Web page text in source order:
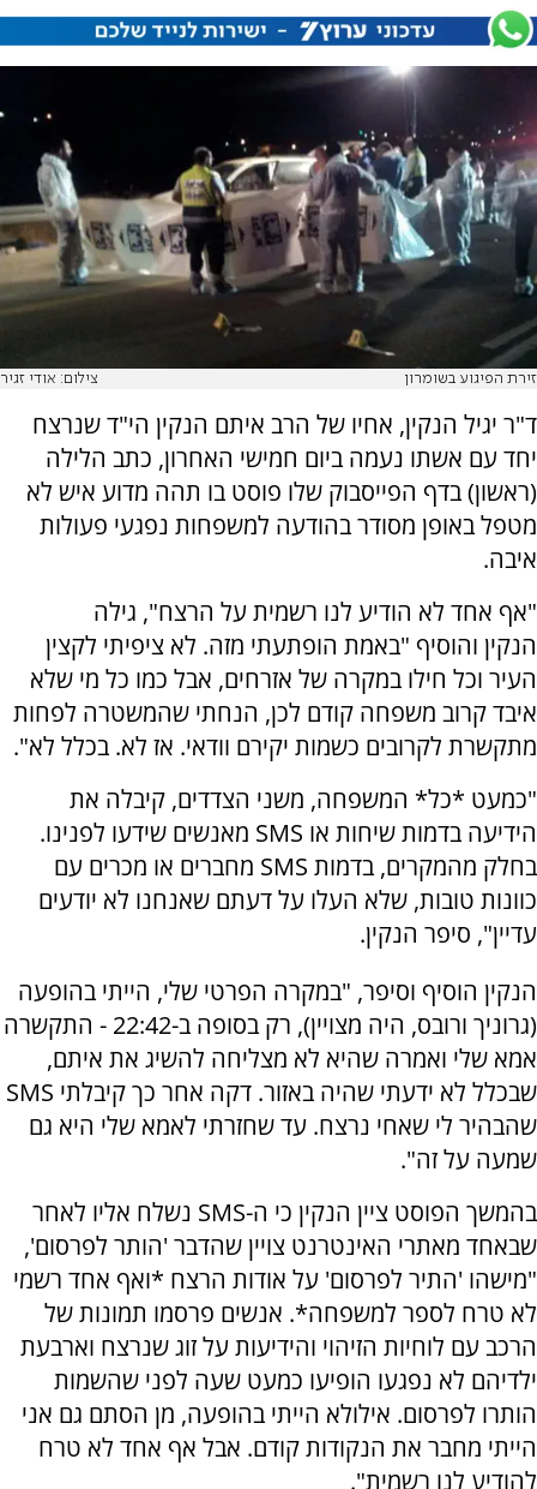
זירת הפיגוע בשומרון צילום: אודי זגיר
ד"ר יגיל הנקין, אחיו של הרב איתם הנקין הי"ד שנרצח
יחד עם אשתו נעמה ביום חמישי האחרון, כתב הלילה
(ראשון) בדף הפייסבוק שלו פוסט בו תהה מדוע איש לא
מטפל באופן מסודר בהודעה למשפחות נפגעי פעולות
איבה.
"אף אחד לא הודיע לנו רשמית על הרצח", גילה
הנקין והוסיף "באמת הופתעתי מזה. לא ציפיתי לקצין
העיר וכל חילו במקרה של אזרחים, אבל כמו כל מי שלא
איבד קרוב משפחה קודם לכן, הנחתי שהמשטרה לפחות
מתקשרת לקרובים כשמות יקירם וודאי. אז לא. בכלל לא".
"כמעט *כל* המשפחה, משני הצדדים, קיבלה את
הידיעה בדמות שיחות או SMS מאנשים שידעו לפנינו.
בחלק מהמקרים, בדמות SMS מחברים או מכרים עם
כוונות טובות, שלא העלו על דעתם שאנחנו לא יודעים
עדיין", סיפר הנקין.
הנקין הוסיף וסיפר, "במקרה הפרטי שלי, הייתי בהופעה
(גרוניך ורובס, היה מצויין), רק בסופה ב-22:42 - התקשרה
אמא שלי ואמרה שהיא לא מצליחה להשיג את איתם,
שבכלל לא ידעתי שהיה באזור. דקה אחר כך קיבלתי SMS
שהבהיר לי שאחי נרצח. עד שחזרתי לאמא שלי היא גם
שמעה על זה".
בהמשך הפוסט ציין הנקין כי ה-SMS נשלח אליו לאחר
שבאחד מאתרי האינטרנט צויין שהדבר 'הותר לפרסום',
"מישהו 'התיר לפרסום' על אודות הרצח *ואף אחד רשמי
לא טרח לספר למשפחה*. אנשים פרסמו תמונות של
הרכב עם לוחיות הזיהוי והידיעות על זוג שנרצח וארבעת
ילדיהם לא נפגעו הופיעו כמעט שעה לפני שהשמות
הותרו לפרסום. אילולא הייתי בהופעה, מן הסתם גם אני
הייתי מחבר את הנקודות קודם. אבל אף אחד לא טרח
להודיע לנו רשמית".